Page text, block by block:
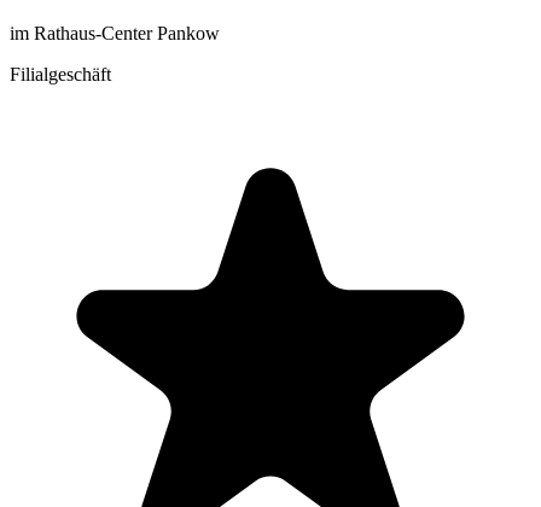
im Rathaus-Center Pankow
Filialgeschäft